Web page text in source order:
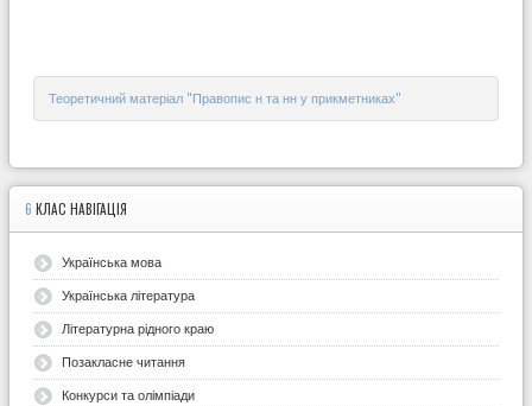
Теоретичний матеріал "Правопис н та нн у прикметниках"
6 КЛАС НАВІГАЦІЯ
Українська мова
Українська література
Літературна рідного краю
Позакласне читання
Конкурси та олімпіади